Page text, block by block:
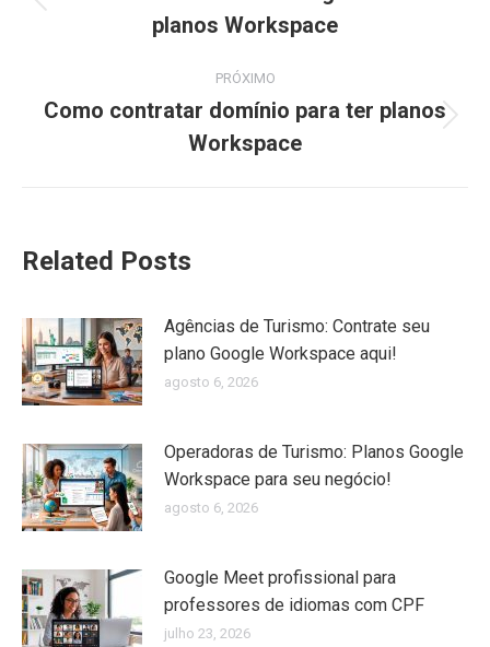
anterior:
planos Workspace
PRÓXIMO
Próximo
post:
Como contratar domínio para ter planos
Workspace
Related Posts
Agências de Turismo: Contrate seu
plano Google Workspace aqui!
agosto 6, 2026
Operadoras de Turismo: Planos Google
Workspace para seu negócio!
agosto 6, 2026
Google Meet profissional para
professores de idiomas com CPF
julho 23, 2026